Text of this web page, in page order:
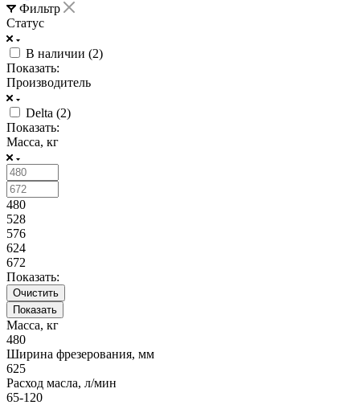
Фильтр
Статус
В наличии (2)
Показать:
Производитель
Delta (2)
Показать:
Масса, кг
480
528
576
624
672
Показать:
Очистить
Масса, кг
480
Ширина фрезерования, мм
625
Расход масла, л/мин
65-120